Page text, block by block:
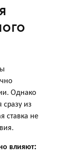
Однако
сразу из
ставка не
влияют: